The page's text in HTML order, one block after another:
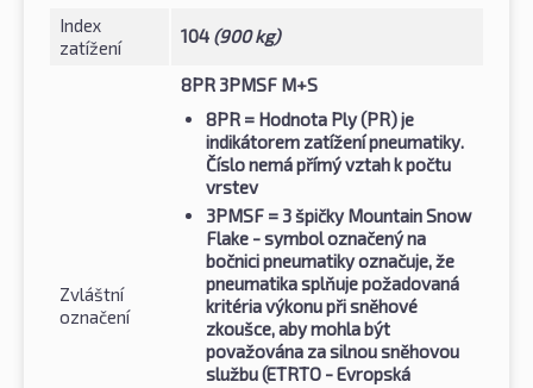
Index
zatížení
104 (900 kg)
Zvláštní
označení
8PR 3PMSF M+S
8PR = Hodnota Ply (PR) je
indikátorem zatížení pneumatiky.
Číslo nemá přímý vztah k počtu
vrstev
3PMSF = 3 špičky Mountain Snow
Flake - symbol označený na
bočnici pneumatiky označuje, že
pneumatika splňuje požadovaná
kritéria výkonu při sněhové
zkoušce, aby mohla být
považována za silnou sněhovou
službu (ETRTO - Evropská